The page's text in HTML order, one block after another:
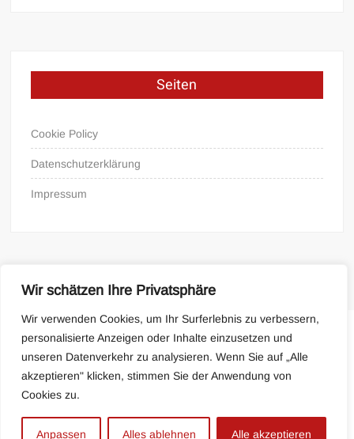
Wir schätzen Ihre Privatsphäre
Wir verwenden Cookies, um Ihr Surferlebnis zu verbessern,
personalisierte Anzeigen oder Inhalte einzusetzen und
unseren Datenverkehr zu analysieren. Wenn Sie auf „Alle
akzeptieren" klicken, stimmen Sie der Anwendung von
Cookies zu.
Anpassen Alles ablehnen Alle akzeptieren
Seiten
Cookie Policy
Datenschutzerklärung
Impressum
Cookie Policy Impressum